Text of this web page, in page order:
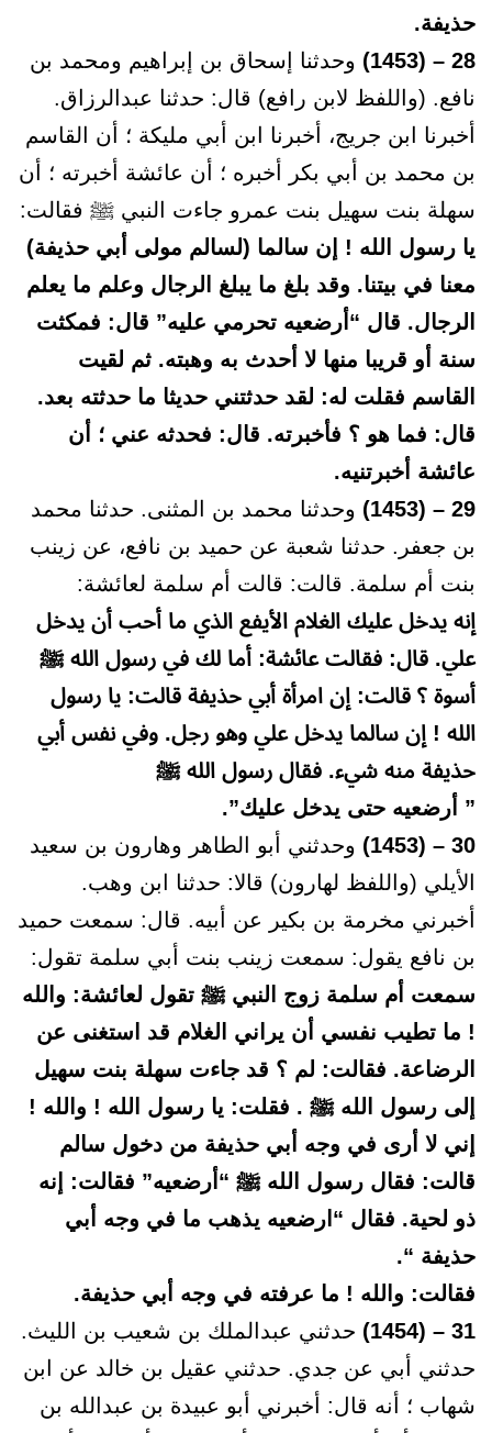
حذيفة.
28 – (1453)
وحدثنا إسحاق بن إبراهيم ومحمد بن
نافع. (واللفظ لابن رافع) قال: حدثنا عبدالرزاق.
أخبرنا ابن جريج، أخبرنا ابن أبي مليكة ؛ أن القاسم
بن محمد بن أبي بكر أخبره ؛ أن عائشة أخبرته ؛ أن
سهلة بنت سهيل بنت عمرو جاءت النبي ﷺ فقالت:
يا رسول الله ! إن سالما (لسالم مولى أبي حذيفة)
معنا في بيتنا. وقد بلغ ما يبلغ الرجال وعلم ما يعلم
الرجال. قال “أرضعيه تحرمي عليه” قال: فمكثت
سنة أو قريبا منها لا أحدث به وهبته. ثم لقيت
القاسم فقلت له: لقد حدثتني حديثا ما حدثته بعد.
قال: فما هو ؟ فأخبرته. قال: فحدثه عني ؛ أن
عائشة أخبرتنيه.
29 – (1453)
وحدثنا محمد بن المثنى. حدثنا محمد
بن جعفر. حدثنا شعبة عن حميد بن نافع، عن زينب
بنت أم سلمة. قالت: قالت أم سلمة لعائشة:
إنه يدخل عليك الغلام الأيفع الذي ما أحب أن يدخل
علي. قال: فقالت عائشة: أما لك في رسول الله ﷺ
أسوة ؟ قالت: إن امرأة أبي حذيفة قالت: يا رسول
الله ! إن سالما يدخل علي وهو رجل. وفي نفس أبي
حذيفة منه شيء. فقال رسول الله ﷺ
” أرضعيه حتى يدخل عليك”.
30 – (1453)
وحدثني أبو الطاهر وهارون بن سعيد
الأيلي (واللفظ لهارون) قالا: حدثنا ابن وهب.
أخبرني مخرمة بن بكير عن أبيه. قال: سمعت حميد
بن نافع يقول: سمعت زينب بنت أبي سلمة تقول:
سمعت أم سلمة زوج النبي ﷺ تقول لعائشة: والله
! ما تطيب نفسي أن يراني الغلام قد استغنى عن
الرضاعة. فقالت: لم ؟ قد جاءت سهلة بنت سهيل
إلى رسول الله ﷺ . فقلت: يا رسول الله ! والله !
إني لا أرى في وجه أبي حذيفة من دخول سالم
قالت: فقال رسول الله ﷺ “أرضعيه” فقالت: إنه
ذو لحية. فقال “ارضعيه يذهب ما في وجه أبي
حذيفة “.
فقالت: والله ! ما عرفته في وجه أبي حذيفة.
31 – (1454)
حدثني عبدالملك بن شعيب بن الليث.
حدثني أبي عن جدي. حدثني عقيل بن خالد عن ابن
شهاب ؛ أنه قال: أخبرني أبو عبيدة بن عبدالله بن